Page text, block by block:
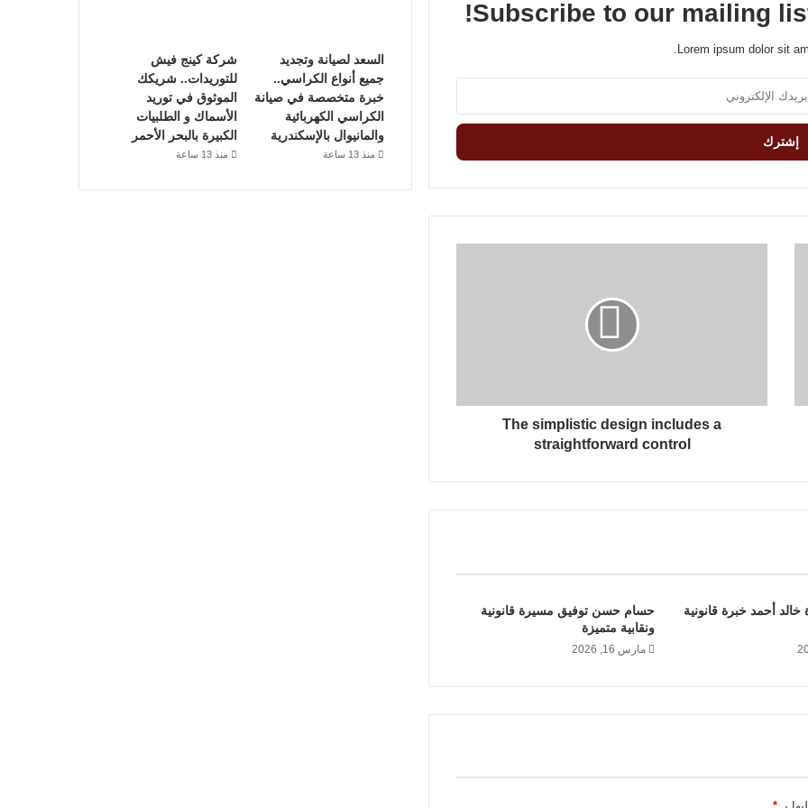
Subscribe to our mailing
Lorem ipsum dolor sit
i
c
g
i
u
The simplistic design includes a
straightforward control
خالد أحمد خبرة قانونية
حسام حسن توفيق مسيرة قانونية
ونقابية متميزة
مارس 16, 2026
السعد لصيانة وتجديد
جميع أنواع الكراسي..
خبرة متخصصة في صيانة
الكراسي الكهربائية
والمانيوال بالإسكندرية
منذ 13 ساعة
شركة كينج فيش
للتوريدات.. شريكك
الموثوق في توريد
الأسماك و الطلبيات
الكبيرة بالبحر الأحمر
منذ 13 ساعة